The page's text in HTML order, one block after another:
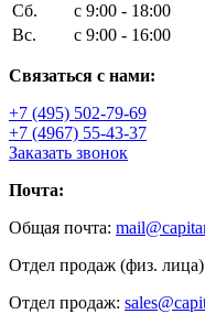
Сб.
с 9:00 - 18:00
Вс.
с 9:00 - 16:00
Связаться с нами:
+7 (495) 502-79-69
+7 (4967) 55-43-37
Заказать звонок
Почта:
Общая почта:
Отдел продаж (физ.
Отдел продаж: